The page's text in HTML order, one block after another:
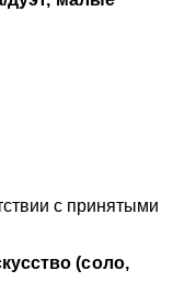
с принятыми
(соло,